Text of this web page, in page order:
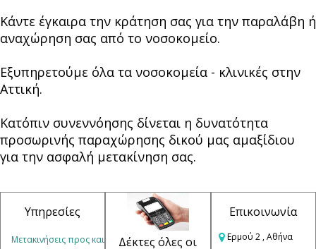
Κάντε έγκαιρα την κράτηση σας για την παραλάβη ή
αναχώρηση σας από το νοσοκομείο.
Εξυπηρετούμε όλα τα νοσοκομεία - κλινικές στην
Αττική.
Κατόπιν συνεννόησης δίνεται η δυνατότητα
προσωρινής παραχώρησης δικού μας αμαξίδιου
για την ασφαλή μετακίνηση σας.
Υπηρεσίες
Μετακινήσεις προς και
Δέκτες όλες οι
Επικοινωνία
Ερμού 2 , Αθήνα